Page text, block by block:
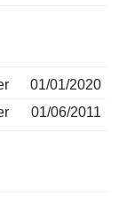
01/01/2020
01/06/2011